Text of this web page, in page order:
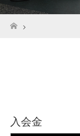
ホーム
入会金